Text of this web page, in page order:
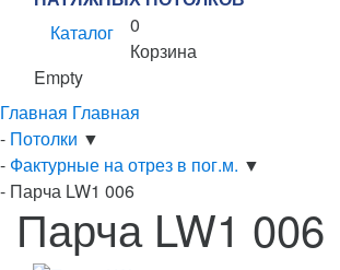
Каталог
0
Корзина
Empty
Главная Главная
- Потолки ▼
- Фактурные на отрез в пог.м. ▼
- Парча LW1 006
Парча LW1 006